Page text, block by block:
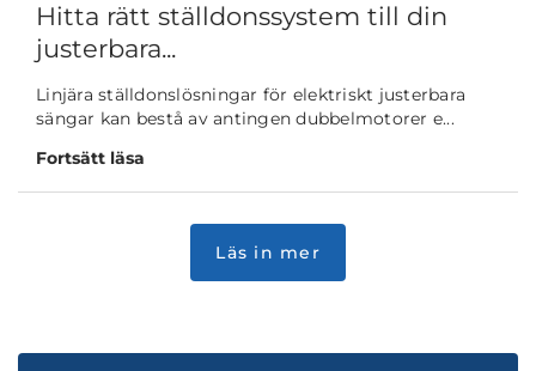
Hitta rätt ställdonssystem till din
justerbara...
Linjära ställdonslösningar för elektriskt justerbara
sängar kan bestå av antingen dubbelmotorer e...
Fortsätt läsa